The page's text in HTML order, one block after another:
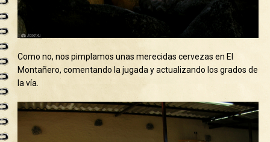
Como no, nos pimplamos unas merecidas cervezas en El
Montañero, comentando la jugada y actualizando los grados de
la vía.